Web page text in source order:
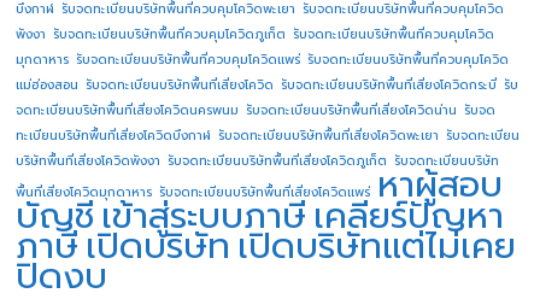
บึงกาฬ รับจดทะเบียนบริษัทพื้นที่ควบคุมโควิดพะเยา รับจดทะเบียนบริษัทพื้นที่ควบคุมโควิด
พังงา รับจดทะเบียนบริษัทพื้นที่ควบคุมโควิดภูเก็ต รับจดทะเบียนบริษัทพื้นที่ควบคุมโควิด
มุกดาหาร รับจดทะเบียนบริษัทพื้นที่ควบคุมโควิดแพร่ รับจดทะเบียนบริษัทพื้นที่ควบคุมโควิด
แม่ฮ่องสอน รับจดทะเบียนบริษัทพื้นที่เสี่ยงโควิด รับจดทะเบียนบริษัทพื้นที่เสี่ยงโควิดกระบี่ รับ
จดทะเบียนบริษัทพื้นที่เสี่ยงโควิดนครพนม รับจดทะเบียนบริษัทพื้นที่เสี่ยงโควิดน่าน รับจด
ทะเบียนบริษัทพื้นที่เสี่ยงโควิดบึงกาฬ รับจดทะเบียนบริษัทพื้นที่เสี่ยงโควิดพะเยา รับจดทะเบียน
บริษัทพื้นที่เสี่ยงโควิดพังงา รับจดทะเบียนบริษัทพื้นที่เสี่ยงโควิดภูเก็ต รับจดทะเบียนบริษัท
พื้นที่เสี่ยงโควิดมุกดาหาร รับจดทะเบียนบริษัทพื้นที่เสี่ยงโควิดแพร่ หาผู้สอบ
บัญชี เข้าสู่ระบบภาษี เคลียร์ปัญหา
ภาษี เปิดบริษัท เปิดบริษัทแต่ไม่เคย
ปิดงบ